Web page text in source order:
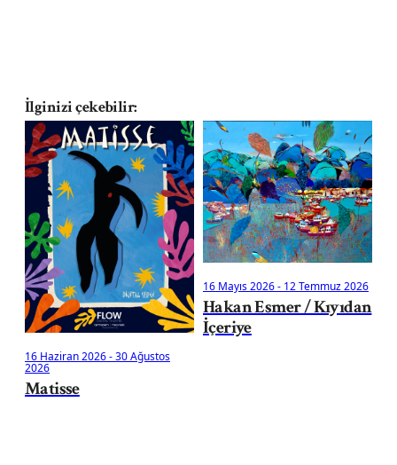
İlginizi çekebilir:
16 Haziran 2026-30 Ağustos
2026
Matisse
16 Mayıs 2026- 12 Temmuz 2026
Hakan Esmer / Kıyıdan
İçeriye